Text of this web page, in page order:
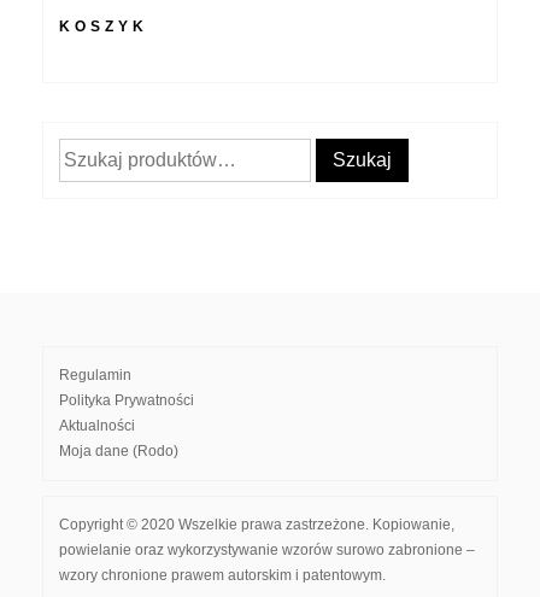
KOSZYK
Szukaj: Szukaj
Regulamin
Polityka Prywatności
Aktualności
Moja dane (Rodo)
Copyright © 2020 Wszelkie prawa zastrzeżone. Kopiowanie,
powielanie oraz wykorzystywanie wzorów surowo zabronione –
wzory chronione prawem autorskim i patentowym.